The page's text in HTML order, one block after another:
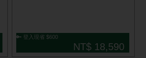
🔑 登入現省 $600
NT$ 18,590